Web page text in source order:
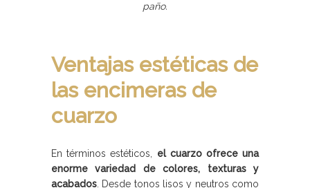
paño.
Ventajas estéticas de
las encimeras de
cuarzo
En términos estéticos, el cuarzo ofrece una
enorme variedad de colores, texturas y
acabados. Desde tonos lisos y neutros como